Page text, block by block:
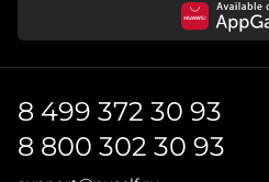
8 499 372 30 93
8 800 302 30 93